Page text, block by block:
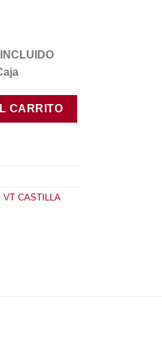
CARRITO
VT CASTILLA